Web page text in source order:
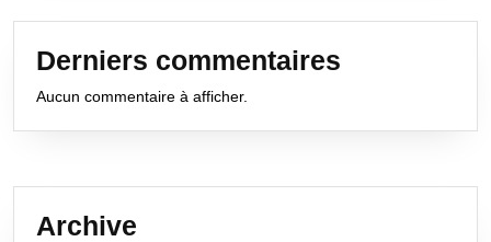
Derniers commentaires
Aucun commentaire à afficher.
Archive